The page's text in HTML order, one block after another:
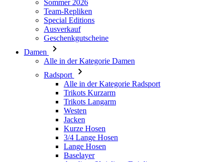
Damen
Alle in der Kategorie Damen
Radsport
Alle in der Kategorie Radsport
Trikots Langarm
Westen
Jacken
Kurze Hosen
3/4 Lange Hosen
Lange Hosen
Baselayer
Armlinge/Knielinge/Beinlinge
Caps & Mützen
Handschuhe
Socken
Andere